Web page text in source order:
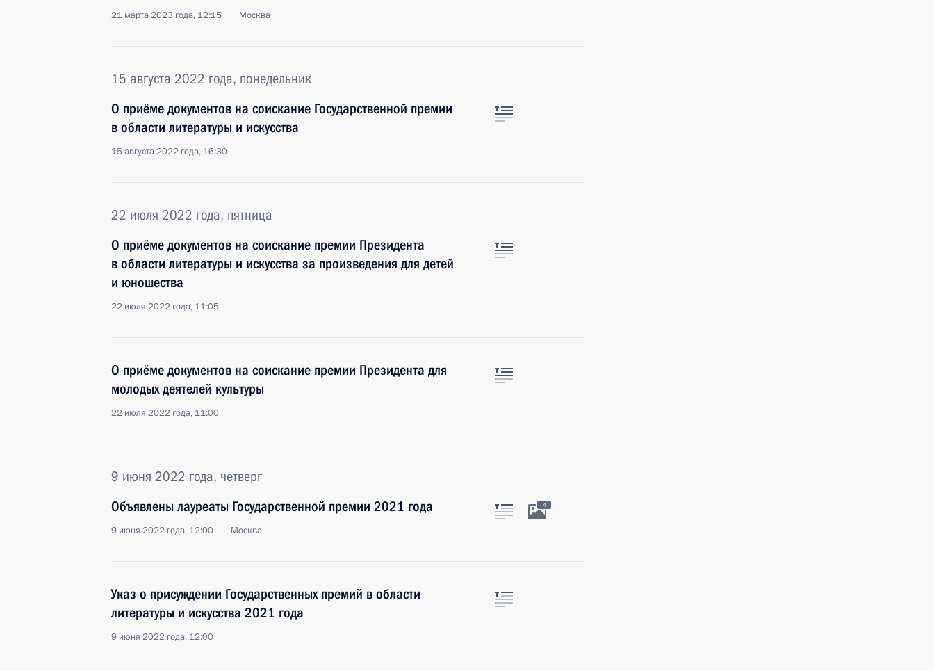
21 марта 2023 года, 12:15 Москва
15 августа 2022 года, понедельник
О приёме документов на соискание Государственной премии
в области литературы и искусства
15 августа 2022 года, 16:30
22 июля 2022 года, пятница
О приёме документов на соискание премии Президента
в области литературы и искусства за произведения для детей
и юношества
22 июля 2022 года, 11:05
О приёме документов на соискание премии Президента для
молодых деятелей культуры
22 июля 2022 года, 11:00
9 июня 2022 года, четверг
Объявлены лауреаты Государственной премии 2021 года
9 июня 2022 года, 12:00 Москва
4
Указ о присуждении Государственных премий в области
литературы и искусства 2021 года
9 июня 2022 года, 12:00